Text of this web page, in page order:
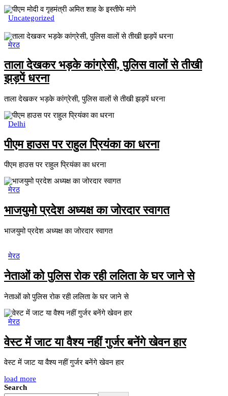
Uncategorized
मेरठ
ताला देखकर भड़के कांग्रेसी, पुलिस वालों से तीखी
झड़पें धरना
ताला देखकर भड़के कांग्रेसी, पुलिस वालों से तीखी झड़पें धरना
Delhi
पीएम हाउस पर राहुल प्रियंका का धरना
पीएम हाउस पर राहुल प्रियंका का धरना
मेरठ
भाजयुमो प्रदेश अध्यक्ष का जोरदार स्वागत
भाजयुमो प्रदेश अध्यक्ष का जोरदार स्वागत
मेरठ
नेताओं को पुलिस रोक रही ललिता के घर जाने से
नेताओं को पुलिस रोक रही ललिता के घर जाने से
मेरठ
वेस्ट में जाट या वैश्य नहीं गुर्जर बनेंगे खेवन हार
वेस्ट में जाट या वैश्य नहीं गुर्जर बनेंगे खेवन हार
load more
Search